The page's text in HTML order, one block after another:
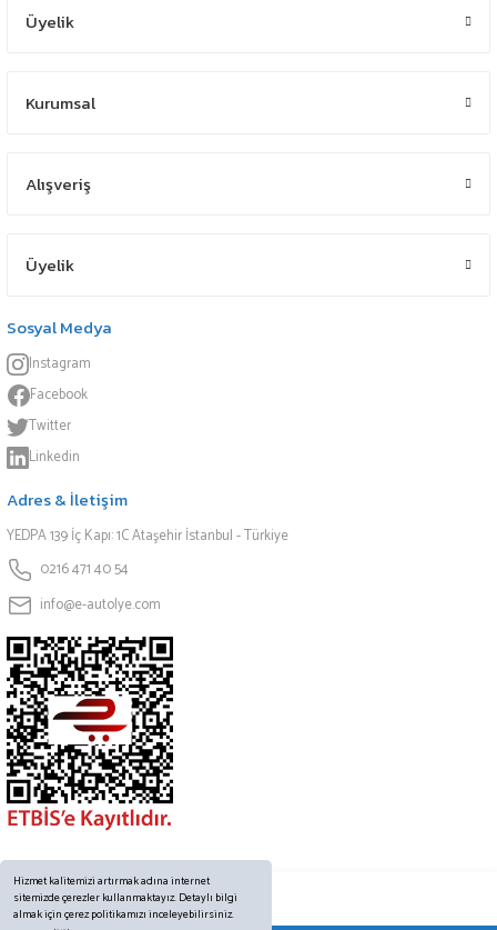
Hizmet kalitemizi artırmak adına internet
sitemizde çerezler kullanmaktayız. Detaylı bilgi
almak için çerez politikamızı inceleyebilirsiniz.
Üyelik
Kurumsal
Alışveriş
Üyelik
Sosyal Medya
Instagram
Facebook
Twitter
Linkedin
Adres & İletişim
YEDPA 139 İç Kapı: 1C Ataşehir İstanbul - Türkiye
0216 471 40 54
info@e-autolye.com